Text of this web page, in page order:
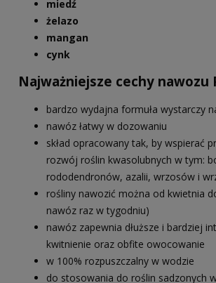
miedź
żelazo
mangan
cynk
Najważniejsze cechy nawozu
bardzo wydajna formuła wystarczy
nawóz łatwy w dozowaniu
skład opracowany tak, by wspierać
rozwój roślin kwasolubnych w tym:
rododendronów, azalii, wrzosów i
rośliny nawozić można od kwietnia
nawóz raz w tygodniu)
nawóz zapewnia dłuższe i bardziej
kwitnienie oraz obfite owocowanie
w 100% rozpuszczalny w wodzie
do stosowania do roślin sadzonych